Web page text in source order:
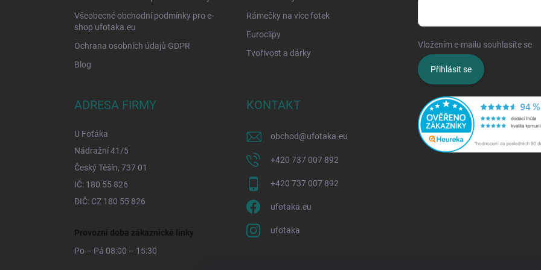
Všeobecné obchodní podmínky pro e-
shop ufotaka.eu
Ochrana osobních údajů GDPR
Blog
Rámečky na více fotek
Euroclipy
Tvořivost a dárky
Vložením e-mailu souhlasíte se
Přihlásit se
ADRESA FIRMY
U Foťáka
Nádražní 41/5
Český Těšín, 737 01
IČ: 180 55 826
DIČ: CZ 180 55 826
Provozní doba zákaznické linky
Po – Pá 08:00 – 15:30
KONTAKT
obchod@ufotaka.eu
+420 737 007 892
+420 737 007 892
ufotaka.eu
ufotaka